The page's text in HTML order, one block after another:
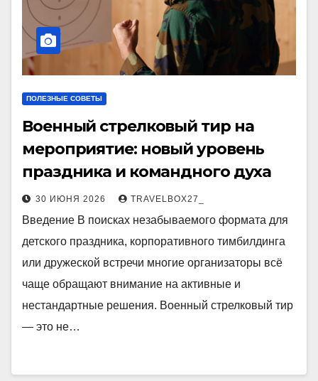
ПОЛЕЗНЫЕ СОВЕТЫ
Военный стрелковый тир на
мероприятие: новый уровень
праздника и командного духа
30 ИЮНЯ 2026 TRAVELBOX27_
Введение В поисках незабываемого формата для
детского праздника, корпоративного тимбилдинга
или дружеской встречи многие организаторы всё
чаще обращают внимание на активные и
нестандартные решения. Военный стрелковый тир
— это не…